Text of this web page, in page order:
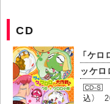
CD
「ケ
ッケ
込）